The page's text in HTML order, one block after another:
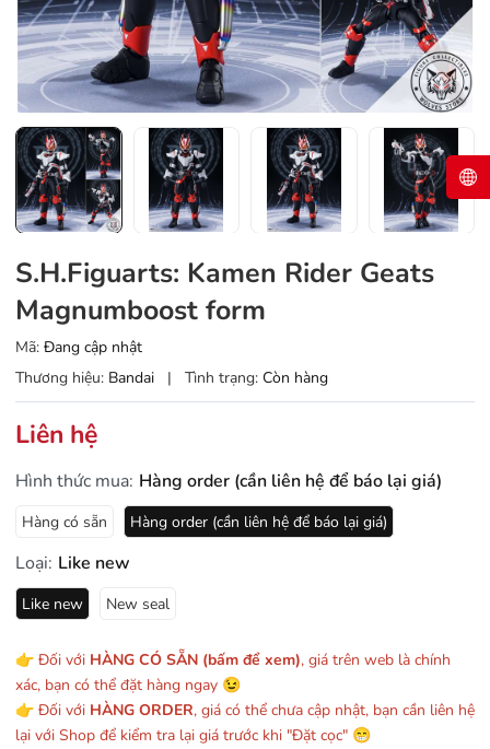
S.H.Figuarts: Kamen Rider Geats
Magnumboost form
Mã: Đang cập nhật
Thương hiệu: Bandai | Tình trạng: Còn hàng
Liên hệ
Hình thức mua: Hàng order (cần liên hệ để báo lại giá)
Hàng có sẵn Hàng order (cần liên hệ để báo lại giá)
Loại: Like new
Like new New seal
👉 Đối với HÀNG CÓ SẴN (bấm để xem), giá trên web là chính
xác, bạn có thể đặt hàng ngay 😉
👉 Đối với HÀNG ORDER, giá có thể chưa cập nhật, bạn cần liên hệ
lại với Shop để kiểm tra lại giá trước khi "Đặt cọc" 😁